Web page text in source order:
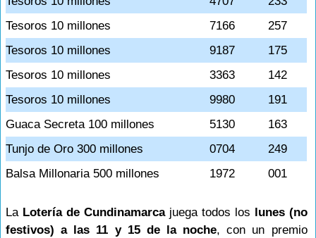
Tesoros 10 millones
7166
257
Tesoros 10 millones
9187
175
Tesoros 10 millones
3363
142
Tesoros 10 millones
9980
191
Guaca Secreta 100 millones
5130
163
Tunjo de Oro 300 millones
0704
249
Balsa Millonaria 500 millones
1972 001
La Lotería de Cundinamarcajuega todos los lunes (no
festivos) a las 11 y 15 de la noche, con un premio